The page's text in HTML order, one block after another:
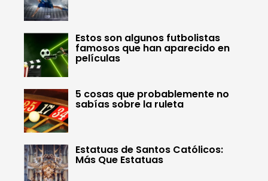
Estos son algunos futbolistas
famosos que han aparecido en
películas
5 cosas que probablemente no
sabías sobre la ruleta
Estatuas de Santos Católicos:
Más Que Estatuas